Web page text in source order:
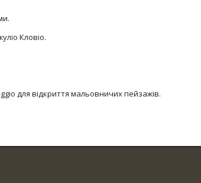
Кловіо.
для відкриття мальовничих пейзажів.